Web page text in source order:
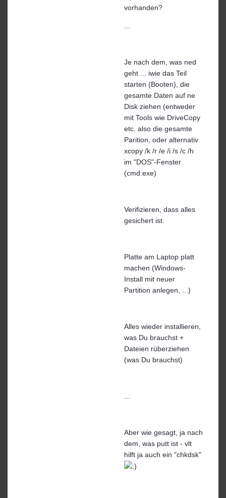
vorhanden?
Je nach dem, was ned
geht ... iwie das Teil
starten (Booten), die
gesamte Daten auf ne
Disk ziehen (entweder
mit Tools wie DriveCopy
etc. also die gesamte
Parition, oder alternativ
xcopy /k /r /e /i /s /c /h
im "DOS"-Fenster
(cmd.exe)
Verifizieren, dass alles
gesichert ist.
Platte am Laptop platt
machen (Windows-
Install mit neuer
Partition anlegen, ...)
Alles wieder installieren,
was Du brauchst +
Dateien rüberziehen
(was Du brauchst)
Aber wie gesagt, ja nach
dem, was putt ist - vlt
hilft ja auch ein "chkdsk"